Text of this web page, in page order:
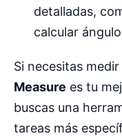
detalladas,
calcular
Si necesitas
Measure es tu
buscas una
tareas más